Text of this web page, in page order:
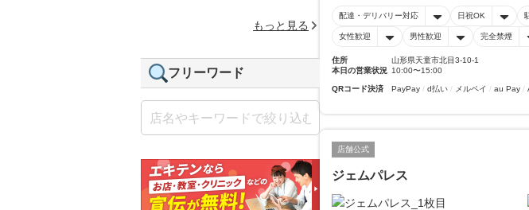
配達・デリバリー対応 日祝OK
女性歓迎 男性歓迎 完全禁煙
住所
山形県天童市北目3-10-1
本日の営業状況 10:00〜15:00
QRコード決済 PayPay d払い メルペイ au Pay
店舗公式
ジェムパレス
もっと見る
フリーワード